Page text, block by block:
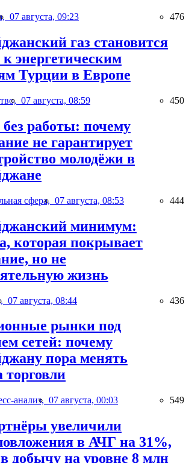
07 августа, 09:23 476
газ становится
энергетическим
Турции в Европе
07 августа, 08:59 450
работы: почему
не гарантирует
молодёжи в
сфера, 07 августа, 08:53 444
минимум:
которая покрывает
но не
жизнь
07 августа, 08:44 436
рынки под
сетей: почему
пора менять
торговли
анализ, 07 августа, 00:03 549
увеличили
в АЧГ на 31%,
добычу на уровне 8 млн